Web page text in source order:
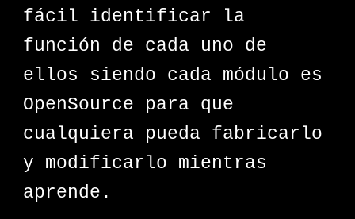
fácil identificar la
función de cada uno de
ellos siendo cada módulo es
OpenSource para que
cualquiera pueda fabricarlo
y modificarlo mientras
aprende.